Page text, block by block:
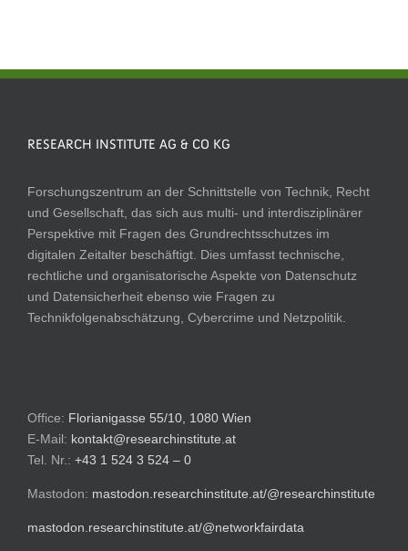
RESEARCH INSTITUTE AG & CO KG
Forschungszentrum an der Schnittstelle von Technik, Recht
und Gesellschaft, das sich aus multi- und interdisziplinärer
Perspektive mit Fragen des Grundrechtsschutzes im
digitalen Zeitalter beschäftigt. Dies umfasst technische,
rechtliche und organisatorische Aspekte von Datenschutz
und Datensicherheit ebenso wie Fragen zu
Technikfolgenabschätzung, Cybercrime und Netzpolitik.
Office: Florianigasse 55/10, 1080 Wien
E-Mail: kontakt@researchinstitute.at
Tel. Nr.: +43 1 524 3 524 – 0
Mastodon: mastodon.researchinstitute.at/@researchinstitute
mastodon.researchinstitute.at/@networkfairdata